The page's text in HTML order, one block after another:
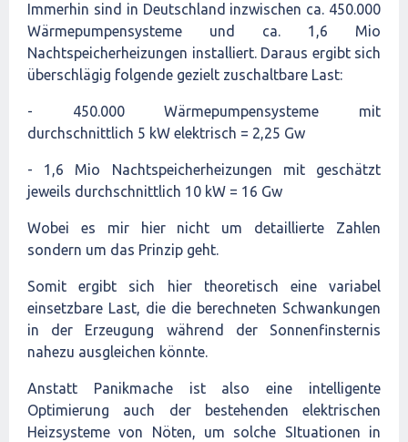
Immerhin sind in Deutschland inzwischen ca. 450.000
Wärmepumpensysteme und ca. 1,6 Mio
Nachtspeicherheizungen installiert. Daraus ergibt sich
überschlägig folgende gezielt zuschaltbare Last:
- 450.000 Wärmepumpensysteme mit
durchschnittlich 5 kW elektrisch = 2,25 Gw
- 1,6 Mio Nachtspeicherheizungen mit geschätzt
jeweils durchschnittlich 10 kW = 16 Gw
Wobei es mir hier nicht um detaillierte Zahlen
sondern um das Prinzip geht.
Somit ergibt sich hier theoretisch eine variabel
einsetzbare Last, die die berechneten Schwankungen
in der Erzeugung während der Sonnenfinsternis
nahezu ausgleichen könnte.
Anstatt Panikmache ist also eine intelligente
Optimierung auch der bestehenden elektrischen
Heizsysteme von Nöten, um solche SItuationen in